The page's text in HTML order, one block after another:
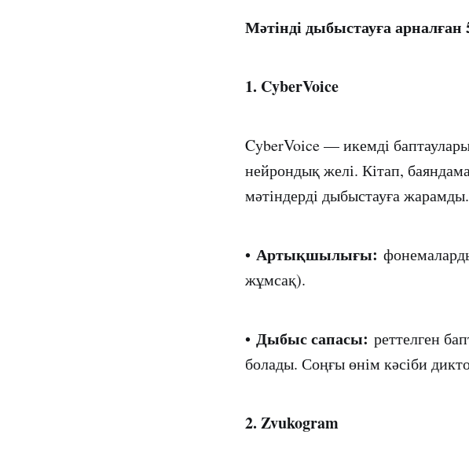
Мәтінді дыбыстауға
1. CyberVoice
CyberVoice — икемді
нейрондық желі. Кітап,
мәтіндерді дыбыстауға жарамды.
• Артықшылығы:
жұмсақ).
• Дыбыс сапасы: реттелген
болады. Соңғы өнім кәсіби
2. Zvukogram